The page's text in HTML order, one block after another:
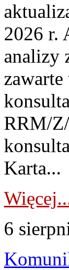
2026 r.
analizy
RRM/
Karta...
6